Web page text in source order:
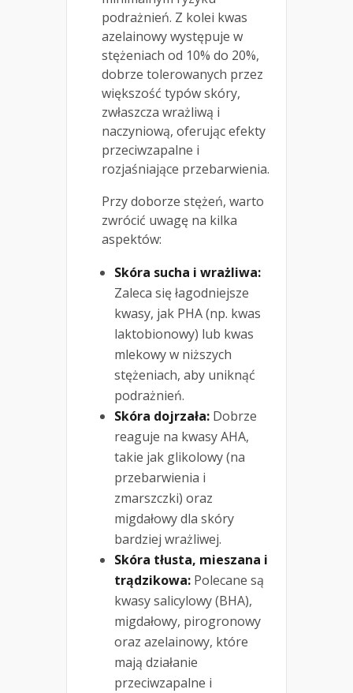
podrażnień. Z kolei kwas
azelainowy występuje w
stężeniach od 10% do 20%,
dobrze tolerowanych przez
większość typów skóry,
zwłaszcza wrażliwą i
naczyniową, oferując efekty
przeciwzapalne i
rozjaśniające przebarwienia.
Przy doborze stężeń, warto
zwrócić uwagę na kilka
aspektów:
Skóra sucha i wrażliwa:
Zaleca się łagodniejsze
kwasy, jak PHA (np. kwas
laktobionowy) lub kwas
mlekowy w niższych
stężeniach, aby uniknąć
podrażnień.
Skóra dojrzała: Dobrze
reaguje na kwasy AHA,
takie jak glikolowy (na
przebarwienia i
zmarszczki) oraz
migdałowy dla skóry
bardziej wrażliwej.
Skóra tłusta, mieszana i
trądzikowa: Polecane są
kwasy salicylowy (BHA),
migdałowy, pirogronowy
oraz azelainowy, które
mają działanie
przeciwzapalne i